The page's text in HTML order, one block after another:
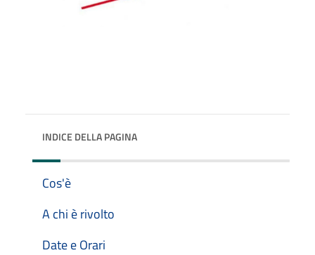
INDICE DELLA PAGINA
Cos'è
A chi è rivolto
Date e Orari